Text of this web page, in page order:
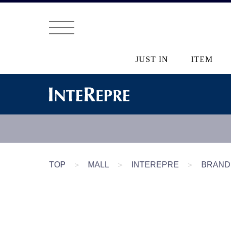
JUST IN ITEM
TOP ＞ MALL ＞ INTEREPRE ＞ BRAND